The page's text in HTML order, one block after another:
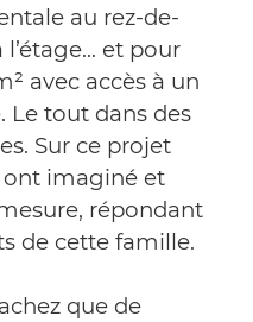
au rez-de-
l’étage… et pour
avec accès à un
Le tout dans des
Sur ce projet
ont imaginé et
répondant
de cette famille.
que de